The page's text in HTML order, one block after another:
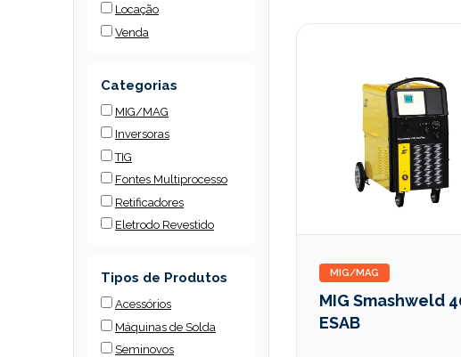
MIG/MAG
MIG Smashweld
ESAB
Locação
Venda
Categorias
MIG/MAG
Inversoras
TIG
Fontes Multiprocesso
Retificadores
Eletrodo Revestido
Tipos de Produtos
Acessórios
Máquinas de Solda
Seminovos